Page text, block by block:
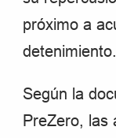
próximo a
detenimiento.
Según la
PreZero, las